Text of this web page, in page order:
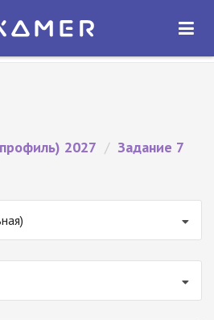
2027
ОТКРЫТЬ
2027 / Задание 7